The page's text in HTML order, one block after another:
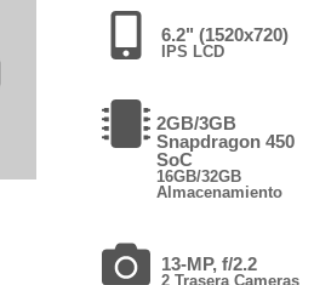
6.2" (1520x720)
IPS LCD
2GB/3GB
Snapdragon 450
SoC
16GB/32GB
Almacenamiento
13-MP, f/2.2
2 Trasera Cameras